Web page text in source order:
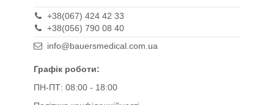
+38(067) 424 42 33
+38(056) 790 08 40
info@bauersmedical.com.ua
Графік роботи:
ПН-ПТ: 08:00 - 18:00